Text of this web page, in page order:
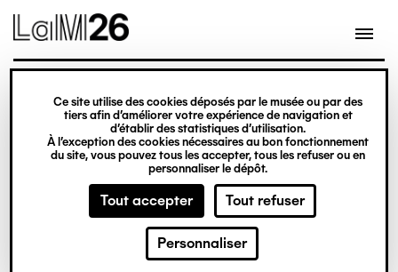
Gestion des cookies
Ce site utilise des cookies déposés par le musée ou par des
tiers afin d’améliorer votre expérience de navigation et
d’établir des statistiques d’utilisation.
À l’exception des cookies nécessaires au bon fonctionnement
du site, vous pouvez tous les accepter, tous les refuser ou en
personnaliser le dépôt.
Tout accepter Tout refuser
Personnaliser
contenu